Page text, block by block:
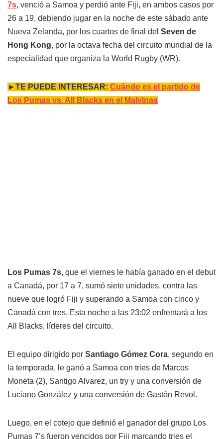
7s, venció a Samoa y perdió ante Fiji, en ambos casos por
26 a 19, debiendo jugar en la noche de este sábado ante
Nueva Zelanda, por los cuartos de final del Seven de
Hong Kong, por la octava fecha del circuito mundial de la
especialidad que organiza la World Rugby (WR).
►TE PUEDE INTERESAR: Cuándo es el partido de
Los Pumas vs. All Blacks en el Malvinas
Los Pumas 7s, que el viernes le había ganado en el debut
a Canadá, por 17 a 7, sumó siete unidades, contra las
nueve que logró Fiji y superando a Samoa con cinco y
Canadá con tres. Esta noche a las 23:02 enfrentará a los
All Blacks, líderes del circuito.
El equipo dirigido por Santiago Gómez Cora, segundo en
la temporada, le ganó a Samoa con tries de Marcos
Moneta (2), Santigo Alvarez, un try y una conversión de
Luciano González y una conversión de Gastón Revol.
Luego, en el cotejo que definió el ganador del grupo Los
Pumas 7’s fueron vencidos por Fiji marcando tries el